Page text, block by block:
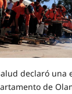
declaró una
de